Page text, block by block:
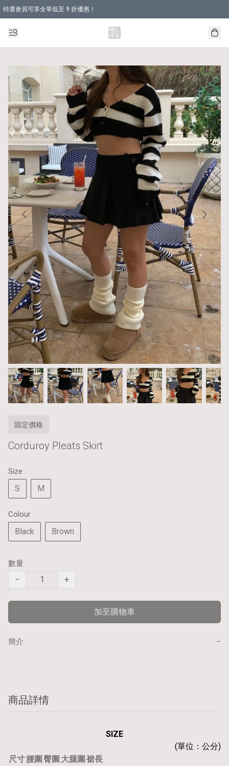
特選會員可享全單低至 9 折優惠！
固定價格
Corduroy Pleats Skirt
Size
S M
Colour
Black Brown
數量
− +
加至購物車
簡介 −
商品詳情
SIZE
(單位：公分)
尺寸腰圍 臀圍 大腿圍 裙長